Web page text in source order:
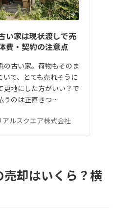
い家は現状渡しで売
費・契約の注意点
の古い家。荷物もそのま
いて、とても売れそうに
地にした方がいい？で
うのは正直きつ…
ルスクエア株式会社
却はいくら？横